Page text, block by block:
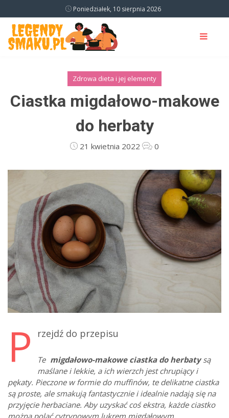
Poniedziałek, 10 sierpnia 2026
Zdrowa dieta i jej elementy
Ciastka migdałowo-makowe
do herbaty
21 kwietnia 2022 0
P rzejdź do przepisu
Te migdałowo-makowe ciastka do herbatysą
maślane i lekkie, a ich wierzch jest chrupiący i
pękaty. Pieczone w formie do muffinów, te delikatne ciastka
są proste, ale smakują fantastycznie i idealnie nadają się na
przyjęcie herbaciane. Aby uzyskać coś ekstra, każde ciastko
można polać cytrynowym lukrem migdałowym.